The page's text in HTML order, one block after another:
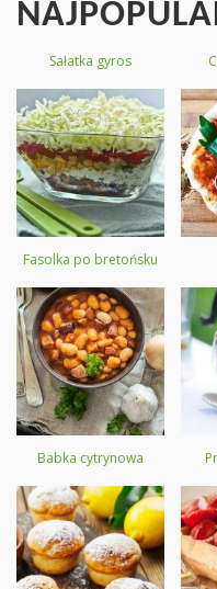
Sałatka gyros
Fasolka po bretońsku
Babka cytrynowa